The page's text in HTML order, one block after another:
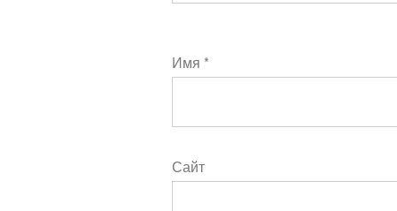
Имя *
Сайт